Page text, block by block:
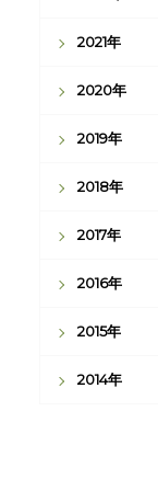
2021年
2020年
2019年
2018年
2017年
2016年
2015年
2014年